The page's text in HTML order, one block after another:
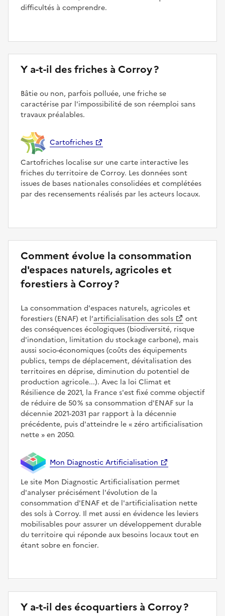
difficultés à comprendre.
Y a-t-il des friches à Corroy ?
Bâtie ou non, parfois polluée, une friche se
caractérise par l'impossibilité de son réemploi sans
travaux préalables.
Cartofriches
Cartofriches localise sur une carte interactive les
friches du territoire de Corroy. Les données sont
issues de bases nationales consolidées et complétées
par des recensements réalisés par les acteurs locaux.
Comment évolue la consommation
d'espaces naturels, agricoles et
forestiers à Corroy ?
La consommation d'espaces naturels, agricoles et
forestiers (ENAF) et l’artificialisation des sols
ont
des conséquences écologiques (biodiversité, risque
d'inondation, limitation du stockage carbone), mais
aussi socio-économiques (coûts des équipements
publics, temps de déplacement, dévitalisation des
territoires en déprise, diminution du potentiel de
production agricole...). Avec la loi Climat et
Résilience de 2021, la France s'est fixé comme objectif
de réduire de 50 % sa consommation d'ENAF sur la
décennie 2021-2031 par rapport à la décennie
précédente, puis d'atteindre le
zéro artificialisation
nette
en 2050.
Mon Diagnostic Artificialisation
Le site Mon Diagnostic Artificialisation permet
d'analyser précisément l'évolution de la
consommation d'ENAF et de l'artificialisation nette
des sols à Corroy. Il met aussi en évidence les leviers
mobilisables pour assurer un développement durable
du territoire qui réponde aux besoins locaux tout en
étant sobre en foncier.
Y a-t-il des écoquartiers à Corroy ?